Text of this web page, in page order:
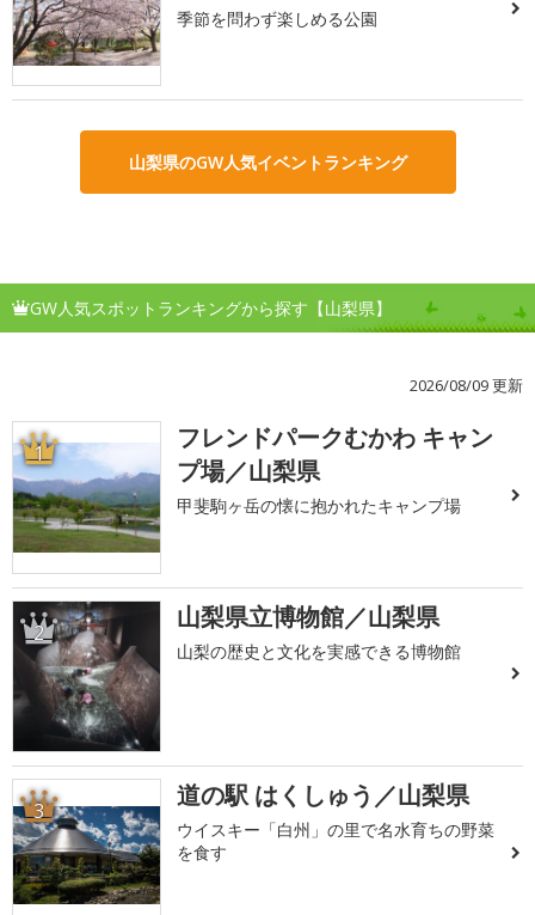
季節を問わず楽しめる公園
山梨県のGW人気イベントランキング
GW人気スポットランキングから探す【山梨県】
2026/08/09 更新
1
フレンドパークむかわ キャン
プ場／山梨県
甲斐駒ヶ岳の懐に抱かれたキャンプ場
2 山梨県立博物館／山梨県
山梨の歴史と文化を実感できる博物館
3 道の駅 はくしゅう／山梨県
ウイスキー「白州」の里で名水育ちの野菜
を食す